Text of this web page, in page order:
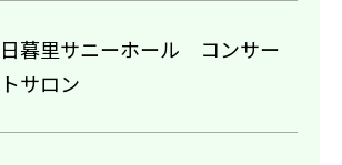
日暮里サニーホール コンサー
トサロン